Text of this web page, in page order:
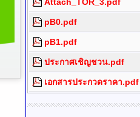
pB0.pdf
pB1.pdf
ประกาศเชิญชวน.pdf
เอกสารประกวดราคา.pdf